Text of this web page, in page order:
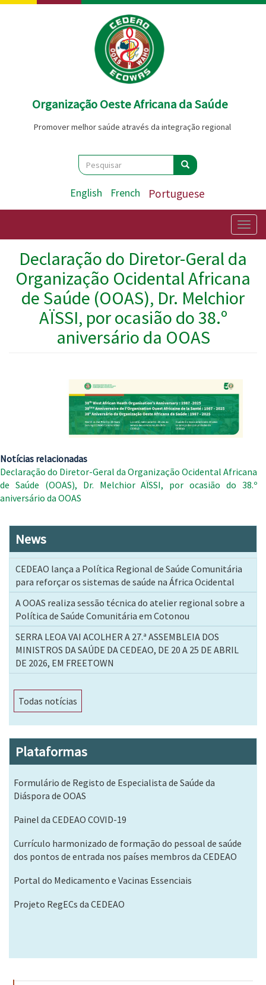
Passar
Organização Oeste Africana da Saúde
Promover melhor saúde através da integração regional
Search
Pesquisar Pesquisar
English French Portuguese
Declaração do Diretor-Geral da
Organização Ocidental Africana
de Saúde (OOAS), Dr. Melchior
AÏSSI, por ocasião do 38.º
aniversário da OOAS
Notícias relacionadas
Declaração do Diretor-Geral da Organização Ocidental Africana
de Saúde (OOAS), Dr. Melchior AÏSSI, por ocasião do 38.º
aniversário da OOAS
News
CEDEAO lança a Política Regional de Saúde Comunitária
para reforçar os sistemas de saúde na África Ocidental
A OOAS realiza sessão técnica do atelier regional sobre a
Política de Saúde Comunitária em Cotonou
SERRA LEOA VAI ACOLHER A 27.ª ASSEMBLEIA DOS
MINISTROS DA SAÚDE DA CEDEAO, DE 20 A 25 DE ABRIL
DE 2026, EM FREETOWN
Todas notícias
Plataformas
Formulário de Registo de Especialista de Saúde da
Diáspora de OOAS
Painel da CEDEAO COVID-19
Currículo harmonizado de formação do pessoal de saúde
dos pontos de entrada nos países membros da CEDEAO
Portal do Medicamento e Vacinas Essenciais
Projeto RegECs da CEDEAO